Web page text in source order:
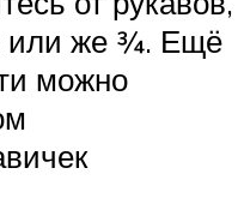
или же ¾. Ещё
можно